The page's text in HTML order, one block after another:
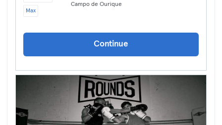
Max
Campo de Ourique
Continue